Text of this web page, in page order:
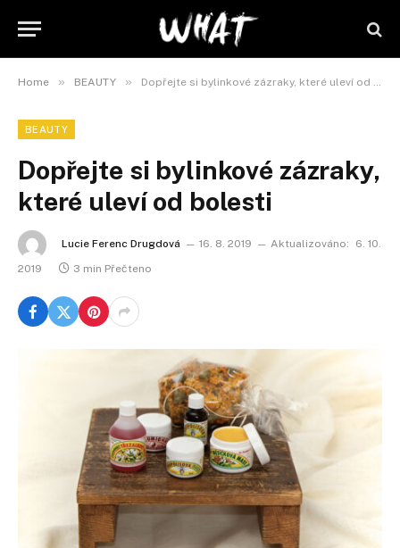
Home » BEAUTY » Dopřejte si bylinkové zázraky, které uleví od bolesti
BEAUTY
Dopřejte si bylinkové zázraky,
které uleví od bolesti
Lucie Ferenc Drugdová 16. 8. 2019 Aktualizováno:
6. 10.
2019
3 min Přečteno